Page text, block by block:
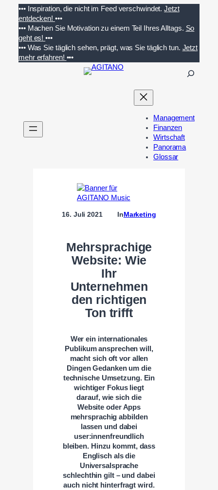
Inhalt
springen
••• Inspiration, die nicht im Feed verschwindet. Jetzt
entdecken! •••
••• Machen Sie Motivation zu einem Teil Ihres Alltags. So
geht es!•••
••• Was Sie täglich sehen, prägt, was Sie täglich tun. Jetzt
mehr erfahren! •••
n
Management
Finanzen
Wirtschaft
Panorama
Glossar
16. Juli 2021 InMarketing
Mehrsprachige
Website: Wie
Ihr
Unternehmen
den richtigen
Ton trifft
Wer ein internationales
Publikum ansprechen will,
macht sich oft vor allen
Dingen Gedanken um die
technische Umsetzung. Ein
wichtiger Fokus liegt
darauf, wie sich die
Website oder Apps
mehrsprachig abbilden
lassen und dabei
user:innenfreundlich
bleiben. Hinzu kommt, dass
Englisch als die
Universalsprache
schlechthin gilt – und dabei
auch nicht hinterfragt wird.